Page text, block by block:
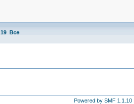
19 Все
Powered by SMF 1.1.10